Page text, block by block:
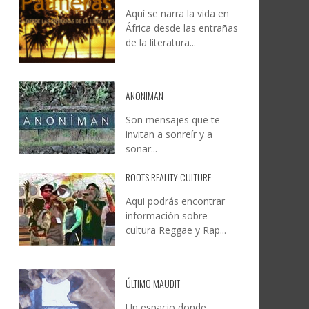
DOCANARIAS CONVOCA A
INSTITUCIONES A REFLEXIONAR
SOBRE LA INTERNACIONALIZACIÓN
CREATIVA CANARIA, 6 AGOSTO, 2026
JESÚS RODRÍGUEZ FALCÓN:
NATURALEZA, CAMINO Y
FOTOGRAFÍA
Aquí se narra la vida en
África desde las entrañas
de la literatura...
ANONIMAN
Son mensajes que te
invitan a sonreír y a
soñar...
ROOTS REALITY CULTURE
Aqui podrás encontrar
información sobre
cultura Reggae y Rap...
ÚLTIMO MAUDIT